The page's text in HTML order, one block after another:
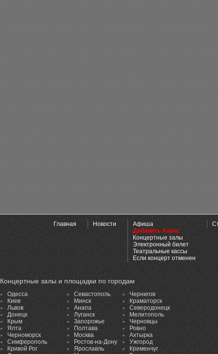
Главная Новости
Афиша
Добавить Анонс
Концертные залы
Электронный билет
Театральные кассы
Если концерт отменен
Концертные залы и площадки по городам
Одесса
Киев
Львов
Донецк
Крым
Ялта
Черноморск
Симферополь
Кривой Рог
Севастополь
Минск
Анапа
Луганск
Запорожье
Полтава
Москва
Ростов-на-Дону
Ярославль
Чернигов
Краматорск
Северодонецк
Мелитополь
Черновцы
Ровно
Ахтырка
Ужгород
Кременчуг